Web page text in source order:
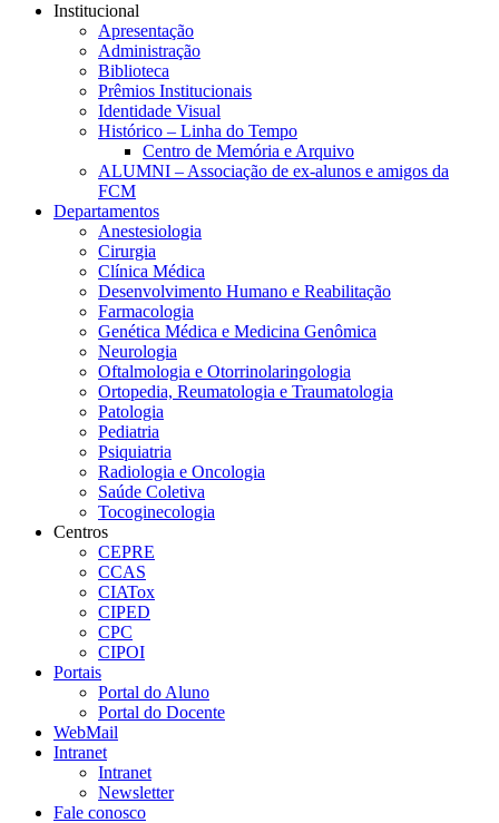
Institucional
Apresentação
Administração
Biblioteca
Prêmios Institucionais
Identidade Visual
Histórico – Linha do Tempo
Centro de Memória e Arquivo
ALUMNI – Associação de ex-alunos e amigos da
FCM
Departamentos
Anestesiologia
Cirurgia
Clínica Médica
Desenvolvimento Humano e Reabilitação
Farmacologia
Genética Médica e Medicina Genômica
Neurologia
Oftalmologia e Otorrinolaringologia
Ortopedia, Reumatologia e Traumatologia
Patologia
Pediatria
Psiquiatria
Radiologia e Oncologia
Saúde Coletiva
Tocoginecologia
Centros
CEPRE
CCAS
CIATox
CIPED
CPC
CIPOI
Portais
Portal do Aluno
Portal do Docente
WebMail
Intranet
Intranet
Newsletter
Fale conosco